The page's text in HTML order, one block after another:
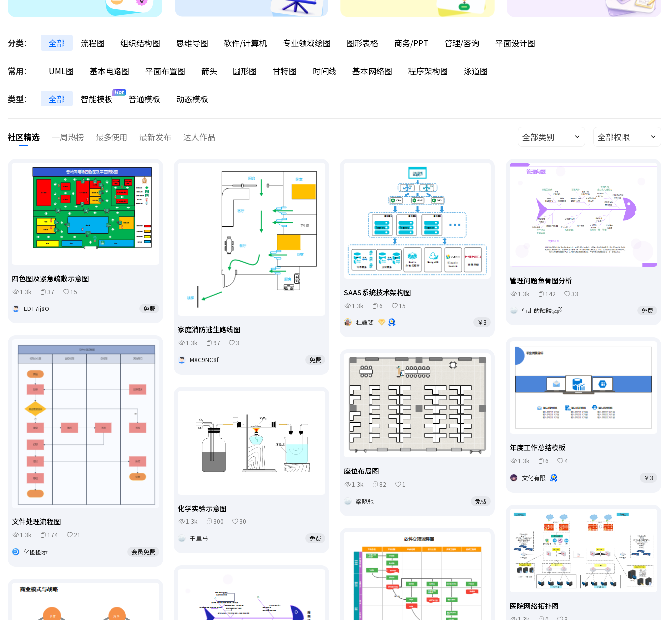
分类： 全部 流程图 组织结构图 思维导图 软件/计算机 专业领域绘图 图形表格 商务/PPT 管理/咨询 平面设计图
常用： UML图 基本电路图 平面布置图 箭头 圆形图 甘特图 时间线 基本网络图 程序架构图 泳道图
类型： 全部 智能模板 普通模板 动态模板
社区精选 一周热榜 最多使用 最新发布 达人作品 全部类别 全部权限
四色图及紧急疏散示意图
1.3k 37
15
EDT7ij8O
免费
家庭消防逃生路线图
1.3k 97
3
MXC9NC8f
免费
SAAS系统技术架构图
1.3k 6
15
杜耀斐
￥3
管理问题鱼骨图分析
1.3k 142
33
行走的骷髅௸ོ
免费
文件处理流程图
1.3k 174
21
亿图图示
会员免费
年度工作总结模板
1.3k 6
4
文化有限
￥3
座位布局图
1.3k 82
1
梁晓驰
免费
化学实验示意图
1.3k 300
30
千里马
免费
医院网络拓扑图